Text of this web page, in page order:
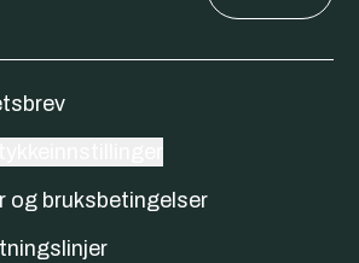
og bruksbetingelser